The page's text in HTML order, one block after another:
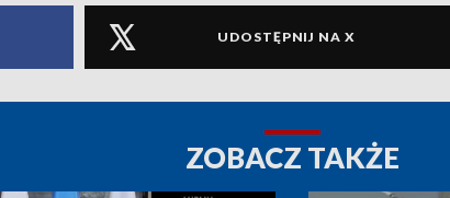
UDOSTĘPNIJ NA X
ZOBACZ TAKŻE